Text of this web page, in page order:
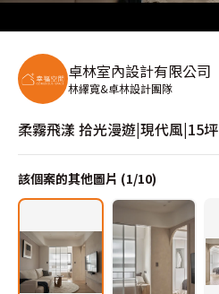
卓林室內設計有限公司
林繹寬&卓林設計團隊
柔霧飛漾 拾光漫遊|現代風|15坪
該個案的其他圖片 (1/10)